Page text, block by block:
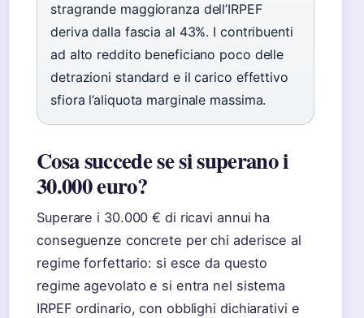
stragrande maggioranza dell’IRPEF
deriva dalla fascia al 43%. I contribuenti
ad alto reddito beneficiano poco delle
detrazioni standard e il carico effettivo
sfiora l’aliquota marginale massima.
Cosa succede se si superano i
30.000 euro?
Superare i 30.000 € di ricavi annui ha
conseguenze concrete per chi aderisce al
regime forfettario: si esce da questo
regime agevolato e si entra nel sistema
IRPEF ordinario, con obblighi dichiarativi e